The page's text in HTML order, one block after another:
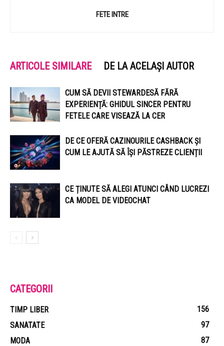
FETE INTRE
ARTICOLE SIMILARE DE LA ACELAȘI AUTOR
CUM SĂ DEVII STEWARDESĂ FĂRĂ
EXPERIENȚĂ: GHIDUL SINCER PENTRU
FETELE CARE VISEAZĂ LA CER
DE CE OFERĂ CAZINOURILE CASHBACK ȘI
CUM LE AJUTĂ SĂ ÎȘI PĂSTREZE CLIENȚII
CE ȚINUTE SĂ ALEGI ATUNCI CÂND LUCREZI
CA MODEL DE VIDEOCHAT
CATEGORII
TIMP LIBER
156
SANATATE
97
MODA
87